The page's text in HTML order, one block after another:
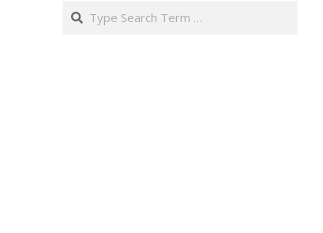
Search